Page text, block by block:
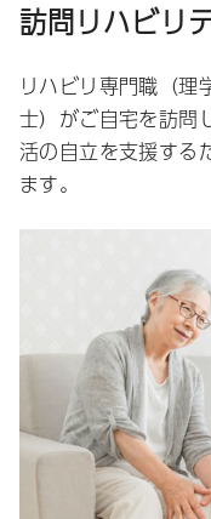
訪問リハビリ
リハビリ専門職（理
士）がご自宅を訪問
活の自立を支援する
ます。